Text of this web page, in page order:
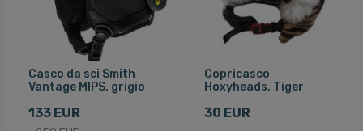
Casco da sci Smith
Vantage MIPS, grigio
133 EUR
Copricasco
Hoxyheads, Tiger
30 EUR